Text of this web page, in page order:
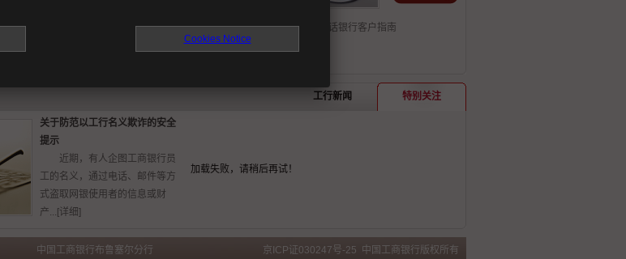
Cookies Notice
代发工资业务
电话银行客户指南
工行新闻 特别关注
关于防范以工行名义欺诈的安全
提示
近期，有人企图工商银行员
工的名义，通过电话、邮件等方
式盗取网银使用者的信息或财
产...[详细]
加载失败，请稍后再试！
中国工商银行布鲁塞尔分行 京ICP证030247号-25 中国工商银行版权所有